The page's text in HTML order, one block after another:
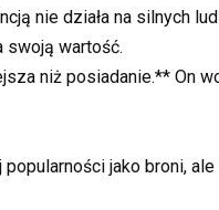
nie działa na silnych
swoją wartość.
niż posiadanie.** On
jako broni,